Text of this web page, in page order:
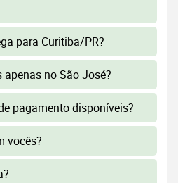
para Curitiba/PR?
no São José?
pagamento disponíveis?
vocês?